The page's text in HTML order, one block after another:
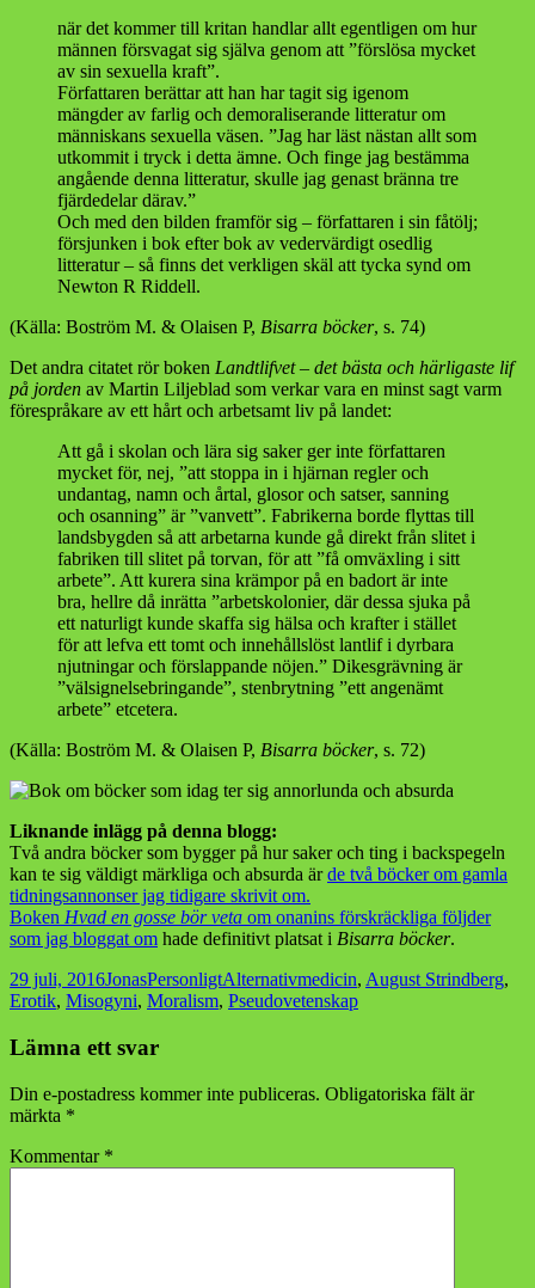
när det kommer till kritan handlar allt egentligen om hur
männen försvagat sig själva genom att ”förslösa mycket
av sin sexuella kraft”.
Författaren berättar att han har tagit sig igenom
mängder av farlig och demoraliserande litteratur om
människans sexuella väsen. ”Jag har läst nästan allt som
utkommit i tryck i detta ämne. Och finge jag bestämma
angående denna litteratur, skulle jag genast bränna tre
fjärdedelar därav.”
Och med den bilden framför sig – författaren i sin fåtölj;
försjunken i bok efter bok av vedervärdigt osedlig
litteratur – så finns det verkligen skäl att tycka synd om
Newton R Riddell.
(Källa: Boström M. & Olaisen P, Bisarra böcker, s. 74)
Det andra citatet rör boken Landtlifvet – det bästa och härligaste lif
på jorden av Martin Liljeblad som verkar vara en minst sagt varm
förespråkare av ett hårt och arbetsamt liv på landet:
Att gå i skolan och lära sig saker ger inte författaren
mycket för, nej, ”att stoppa in i hjärnan regler och
undantag, namn och årtal, glosor och satser, sanning
och osanning” är ”vanvett”. Fabrikerna borde flyttas till
landsbygden så att arbetarna kunde gå direkt från slitet i
fabriken till slitet på torvan, för att ”få omväxling i sitt
arbete”. Att kurera sina krämpor på en badort är inte
bra, hellre då inrätta ”arbetskolonier, där dessa sjuka på
ett naturligt kunde skaffa sig hälsa och krafter i stället
för att lefva ett tomt och innehållslöst lantlif i dyrbara
njutningar och förslappande nöjen.” Dikesgrävning är
”välsignelsebringande”, stenbrytning ”ett angenämt
arbete” etcetera.
(Källa: Boström M. & Olaisen P, Bisarra böcker, s. 72)
Liknande inlägg på denna blogg:
Två andra böcker som bygger på hur saker och ting i backspegeln
kan te sig väldigt märkliga och absurda ärde två böcker om gamla
tidningsannonser jag tidigare skrivit om.
Boken Hvad en gosse bör veta om onanins förskräckliga följder
som jag bloggat om hade definitivt platsat i Bisarra böcker.
Postat
29 juli, 2016Författare
JonasKategorier
PersonligtTaggar
Alternativmedicin, August Strindberg,
Erotik, Misogyni, Moralism, Pseudovetenskap
Lämna ett svar
Din e-postadress kommer inte publiceras. Obligatoriska fält är
märkta *
Kommentar *